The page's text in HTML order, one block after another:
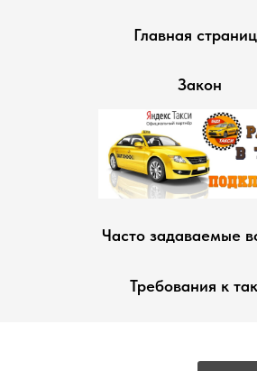
Главная
Закон
Часто задаваемые
Требования к